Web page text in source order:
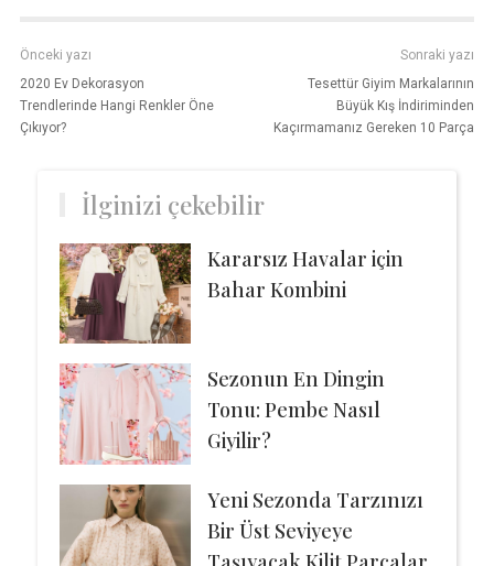
Önceki yazı
2020 Ev Dekorasyon
Trendlerinde Hangi Renkler Öne
Çıkıyor?
Sonraki yazı
Tesettür Giyim Markalarının
Büyük Kış İndiriminden
Kaçırmamanız Gereken 10 Parça
İlginizi çekebilir
Kararsız Havalar için
Bahar Kombini
Sezonun En Dingin
Tonu: Pembe Nasıl
Giyilir?
Yeni Sezonda Tarzınızı
Bir Üst Seviyeye